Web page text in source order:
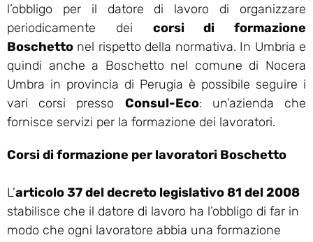
l’obbligo per il datore di lavoro di organizzare
periodicamente dei corsi di formazione
Boschetto nel rispetto della normativa. In Umbria e
quindi anche a Boschetto nel comune di Nocera
Umbra in provincia di Perugia è possibile seguire i
vari corsi presso Consul-Eco: un’azienda che
fornisce servizi per la formazione dei lavoratori.
Corsi di formazione per lavoratori Boschetto
L’articolo 37 del decreto legislativo 81 del 2008
stabilisce che il datore di lavoro ha l’obbligo di far in
modo che ogni lavoratore abbia una formazione